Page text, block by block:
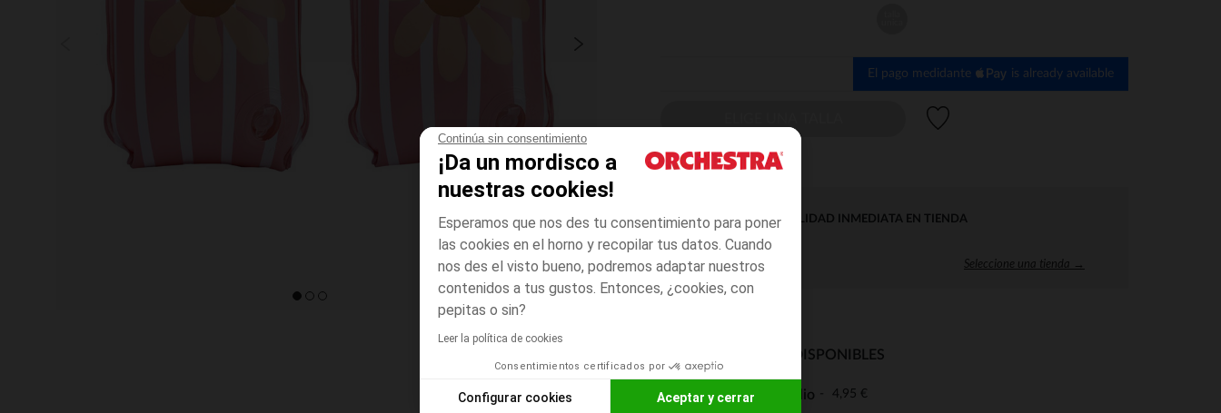
Continúa sin consentimiento
¡Da un mordisco a
nuestras cookies!
Esperamos que nos des tu consentimiento para poner
las cookies en el horno y recopilar tus datos. Cuando
nos des el visto bueno, podremos adaptar nuestros
contenidos a tus gustos. Entonces, ¿cookies, con
pepitas o sin?
Leer la política de cookies
Consentimientos certificados por
Configurar cookies Aceptar y cerrar
El pago medidante is already available
DISPONIBILIDAD INMEDIATA EN TIENDA
Seleccione una tienda →
MODOS DE ENVÍO DISPONIBLES
Entrega a domicilio 4,95 €